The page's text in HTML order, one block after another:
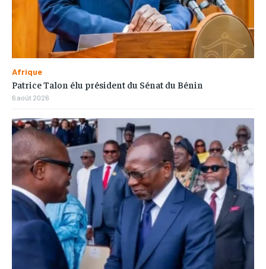
Afrique
Patrice Talon élu président du Sénat du Bénin
6 août 2026